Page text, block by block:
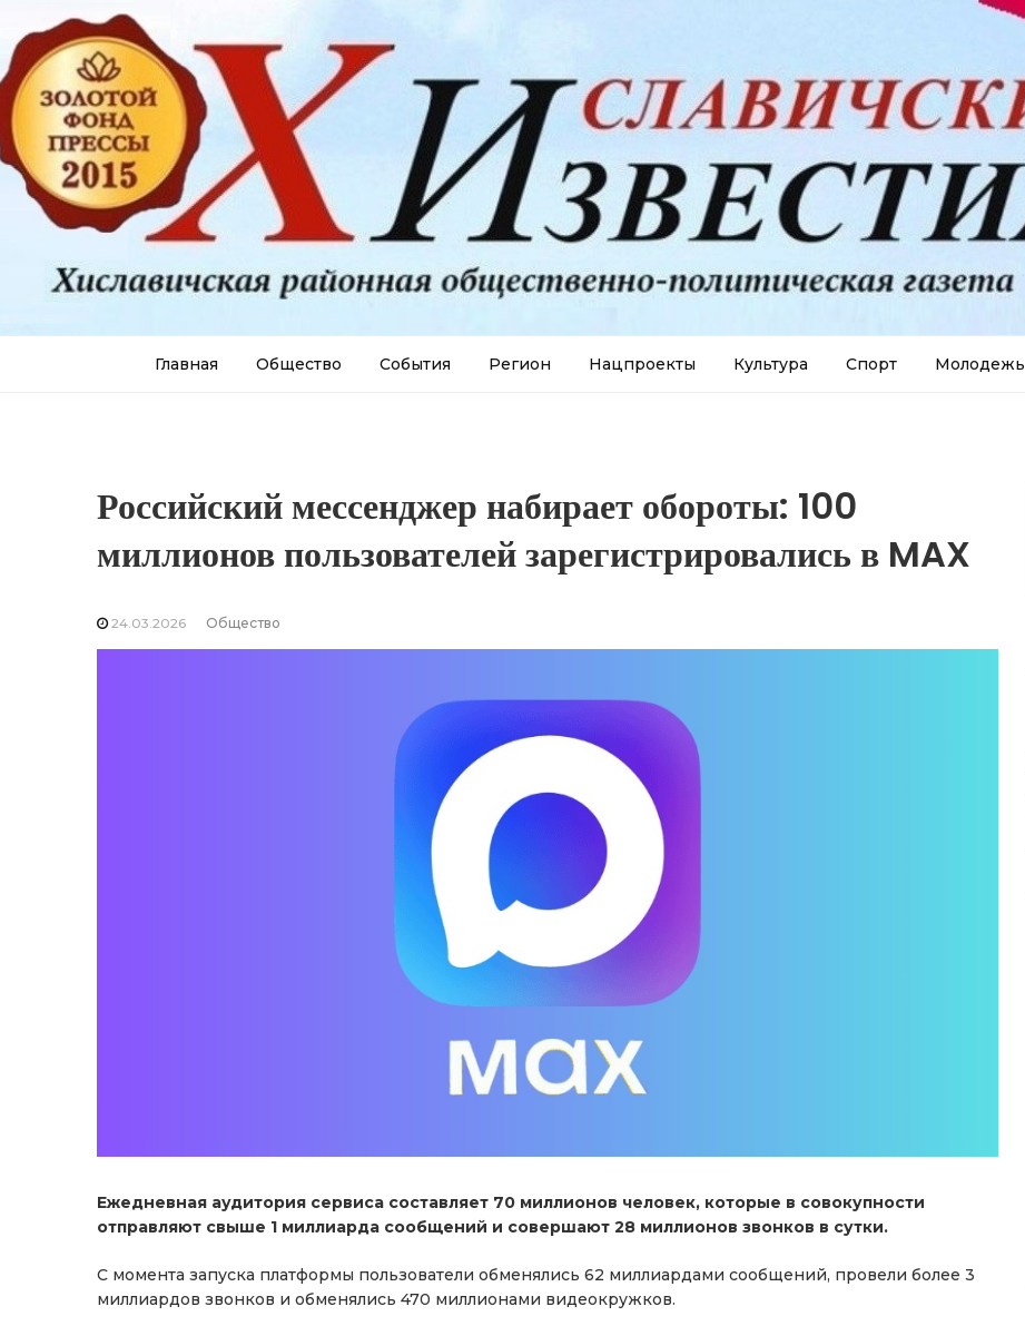
Главная Общество События Регион Нацпроекты Культура Спорт Молодежь
Российский мессенджер набирает обороты: 100
миллионов пользователей зарегистрировались в MAX
24.03.2026 Общество
Ежедневная аудитория сервиса составляет 70 миллионов человек, которые в совокупности
отправляют свыше 1 миллиарда сообщений и совершают 28 миллионов звонков в сутки.
С момента запуска платформы пользователи обменялись 62 миллиардами сообщений, провели более 3
миллиардов звонков и обменялись 470 миллионами видеокружков.